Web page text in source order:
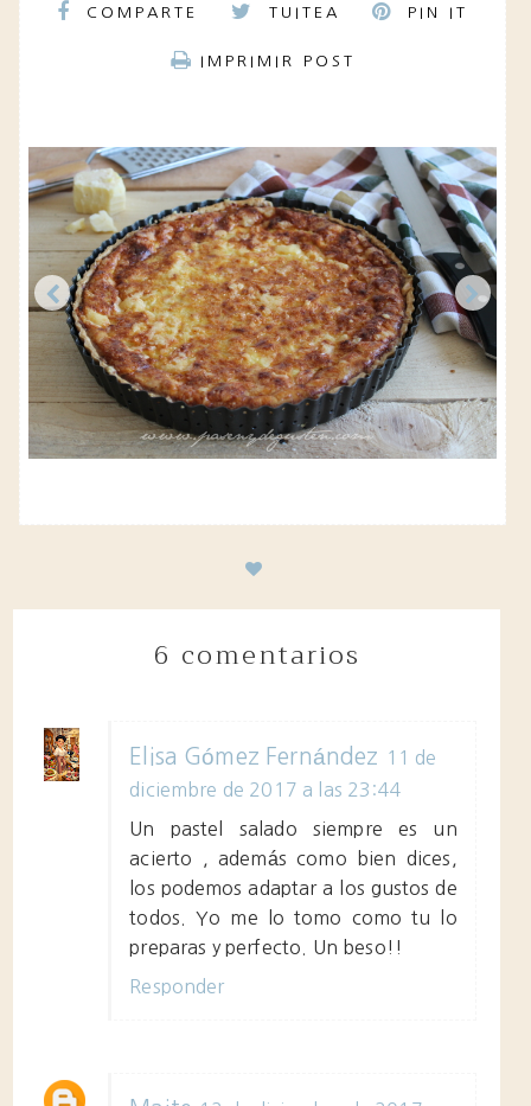
COMPARTE TUITEA PIN IT
IMPRIMIR POST
6 comentarios
Elisa Gómez Fernández
11 de
diciembre de 2017 a las 23:44
Un pastel salado siempre es un
acierto , además como bien dices,
los podemos adaptar a los gustos de
todos. Yo me lo tomo como tu lo
preparas y perfecto. Un beso!!
Responder